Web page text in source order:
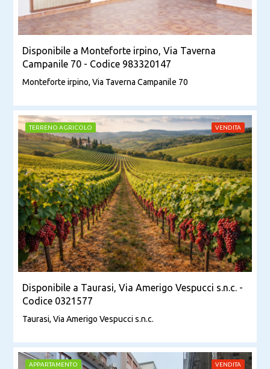
Disponibile a Monteforte irpino, Via Taverna
Campanile 70 - Codice 983320147
Monteforte irpino, Via Taverna Campanile 70
TERRENO AGRICOLO VENDITA
Disponibile a Taurasi, Via Amerigo Vespucci s.n.c. -
Codice 0321577
Taurasi, Via Amerigo Vespucci s.n.c.
APPARTAMENTO VENDITA